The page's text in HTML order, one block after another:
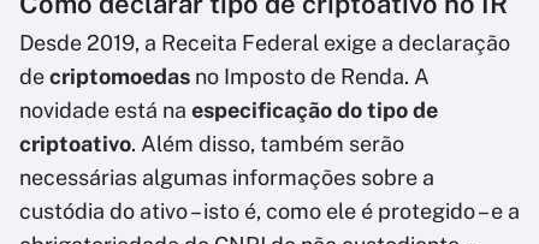
Desde 2019, a Receita Federal exige a declaração
decriptomoedas no Imposto de Renda. A
novidade está na especificação do tipo de
criptoativo. Além disso, também serão
necessárias algumas informações sobre a
custódia do ativo – isto é, como ele é protegido – e a